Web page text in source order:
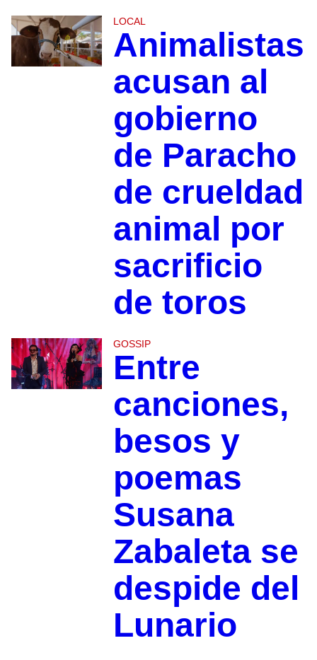
LOCAL
Animalistas
acusan al
gobierno
de Paracho
de crueldad
animal por
sacrificio
de toros
GOSSIP
Entre
canciones,
besos y
poemas
Susana
Zabaleta se
despide del
Lunario